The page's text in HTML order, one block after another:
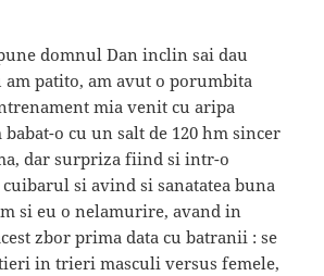
domnul Dan inclin sai dau
am patito, am avut o porumbita
mia venit cu aripa
o cu un salt de 120 hm sincer
dar surpriza fiind si intr-o
si avind si sanatatea buna
si eu o nelamurire, avand in
zbor prima data cu batranii : se
in trieri masculi versus femele,